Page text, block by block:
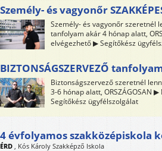
Személy- és vagyonőr
Személy- és vagyonőr szeretnél
tanfolyam akár 4 hónap alatt,
elvégezhető ▶ Segítőkész
BIZTONSÁGSZERVEZŐ
Biztonságszervező szeretnél
3-6 hónap alatt, ORSZÁGOSAN
Segítőkész ügyfélszolgálat
4 évfolyamos szakközépiskola
ÉRD , Kós Károly Szakképző Iskola